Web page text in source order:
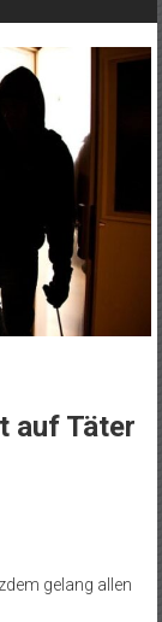
auf Täter
gelang allen